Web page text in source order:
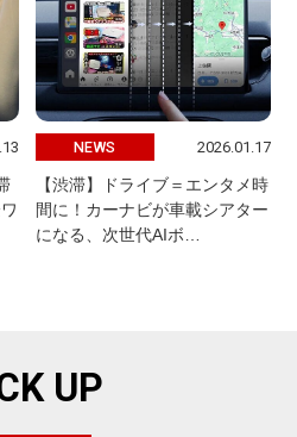
NEWS 2026.01.17
【渋滞】ドライブ＝エンタメ時
間に！カーナビが車載シアター
になる、次世代AIボ…
UP